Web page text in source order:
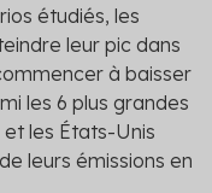
étudiés, les
leur pic dans
à baisser
les 6 plus grandes
et les États-Unis
leurs émissions en